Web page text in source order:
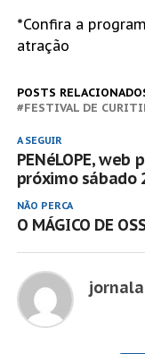
*Confira a
atração
POSTS
FESTIVAL DE
A SEGUIR
PENéLOPE,
próximo sábado
NÃO PERCA
O MÁGICO DE